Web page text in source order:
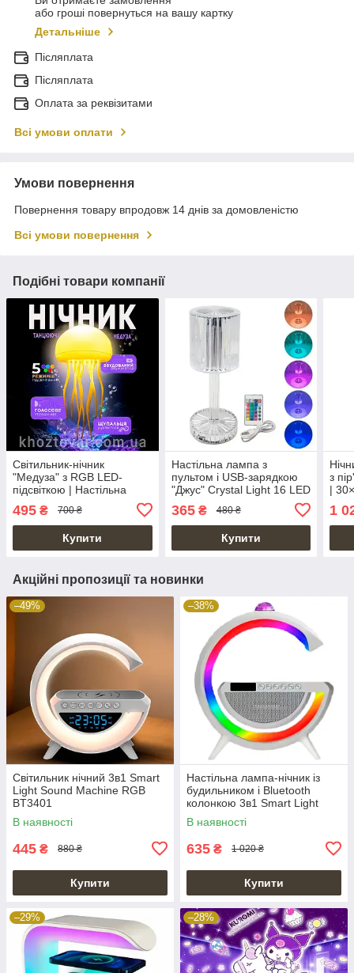
або гроші повернуться на вашу картку
Детальніше
Післяплата
Післяплата
Оплата за реквізитами
Всі умови оплати
Умови повернення
Повернення товару впродовж 14 днів за домовленістю
Всі умови повернення
Подібні товари компанії
Світильник-нічник
"Медуза" з RGB LED-
підсвіткою | Настільна
кольорів
495 ₴ 700 ₴
Купити
Настільна лампа з
пультом і USB-зарядкою
"Джус" Crystal Light 16 LED
365₴ 480 ₴
Купити
з
|
1
Акційні пропозиції та новинки
–49%
Світильник нічний 3в1 Smart
Light Sound Machine RGB
BT3401
В наявності
445 ₴ 880 ₴
Купити
–38%
Настільна лампа-нічник із
будильником і Bluetooth
колонкою 3в1 Smart Light
Sound Machine RGB G2388
В наявності
635 ₴ 1 020 ₴
Купити
–29% –28%